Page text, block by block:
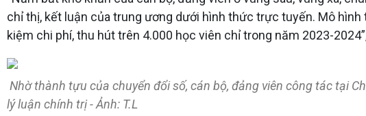
chỉ thị, kết luận của trung ương dưới hình thức trực tuyến. Mô
kiệm chi phí, thu hút trên 4.000 học viên chỉ trong năm 2023-
Nhờ thành tựu của chuyển đổi số, cán bộ, đảng viên công tác tại
lý luận chính trị - Ảnh: T.L